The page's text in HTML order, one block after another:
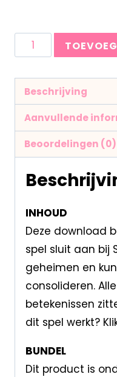
Beschrijving
Aanvullende
Beoordelingen (0)
INHOUD
Deze download
spel sluit aan bij
geheimen en
consolideren.
betekenissen
dit spel werkt?
BUNDEL
Dit product is